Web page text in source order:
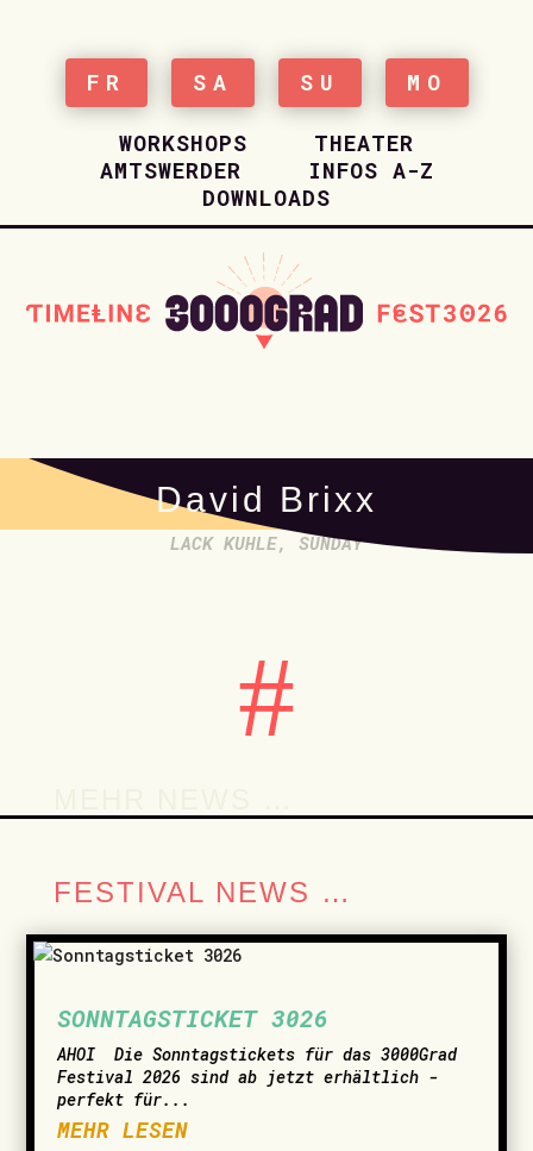
FR SA SU MO
WORKSHOPS
THEATER
AMTSWERDER
INFOS A-Z
DOWNLOADS
David Brixx
LACK KUHLE, SUNDAY
#
FESTIVAL NEWS …
SONNTAGSTICKET 3026
AHOI ­ Die Sonntagstickets für das 3000Grad
Festival 2026 sind ab jetzt erhältlich -
perfekt für...
MEHR LESEN